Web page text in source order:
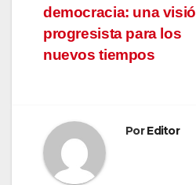
de
entradas
democracia: una
progresista para los
nuevos tiempos
PorEditor